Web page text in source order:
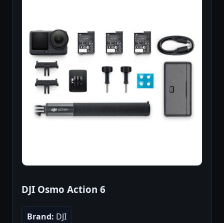
DJI Osmo Action 6
Brand: DJI